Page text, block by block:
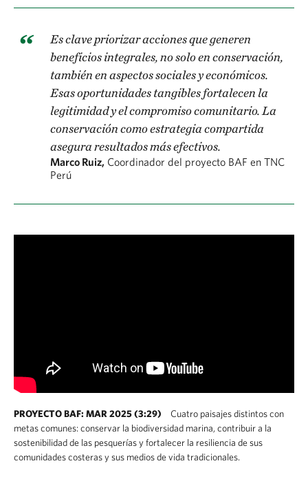
Es clave priorizar acciones que generen
beneficios integrales, no solo en conservación,
también en aspectos sociales y económicos.
Esas oportunidades tangibles fortalecen la
legitimidad y el compromiso comunitario. La
conservación como estrategia compartida
asegura resultados más efectivos.
Marco Ruiz, Coordinador del proyecto BAF en TNC
Perú
PROYECTO BAF: MAR 2025 (3:29)
Cuatro paisajes distintos con
metas comunes: conservar la biodiversidad marina, contribuir a la
sostenibilidad de las pesquerías y fortalecer la resiliencia de sus
comunidades costeras y sus medios de vida tradicionales.